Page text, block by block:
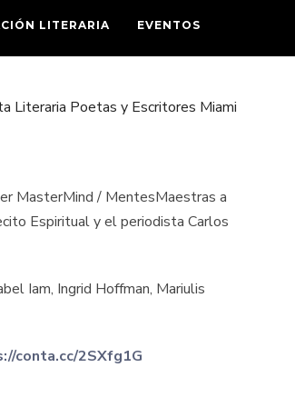
LITERARIA EVENTOS
MasterMind / MentesMaestras a
Espiritual y el periodista Carlos
Iam, Ingrid Hoffman, Mariulis
conta.cc/2SXfg1G